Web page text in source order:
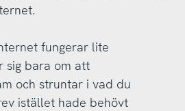
fungerar lite
sig bara om att
och struntar i vad du
istället hade behövt